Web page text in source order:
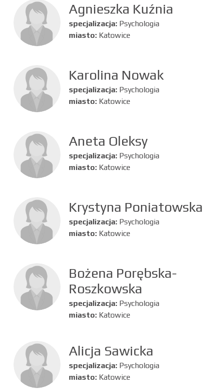
Agnieszka Kuźnia
specjalizacja: Psychologia
miasto: Katowice
Karolina Nowak
specjalizacja: Psychologia
miasto: Katowice
Aneta Oleksy
specjalizacja: Psychologia
miasto: Katowice
Krystyna Poniatowska
specjalizacja: Psychologia
miasto: Katowice
Bożena Porębska-
Roszkowska
specjalizacja: Psychologia
miasto: Katowice
Alicja Sawicka
specjalizacja: Psychologia
miasto: Katowice